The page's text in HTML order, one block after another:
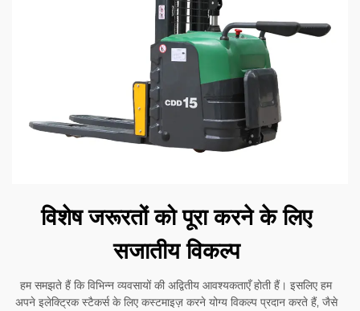
विशेष जरूरतों को पूरा करने के लिए
सजातीय विकल्प
हम समझते हैं कि विभिन्न व्यवसायों की अद्वितीय आवश्यकताएँ होती हैं। इसलिए हम
अपने इलेक्ट्रिक स्टैकर्स के लिए कस्टमाइज़ करने योग्य विकल्प प्रदान करते हैं, जैसे